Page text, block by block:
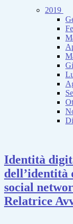
2019
Identità
dell’identità
social
Relatrice